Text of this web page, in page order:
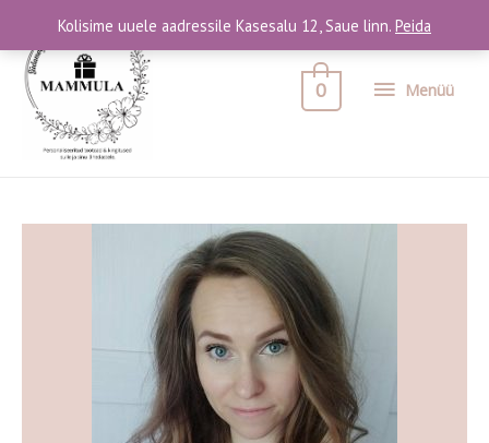
Kolisime uuele aadressile Kasesalu 12, Saue linn. Peida
Menüü
0